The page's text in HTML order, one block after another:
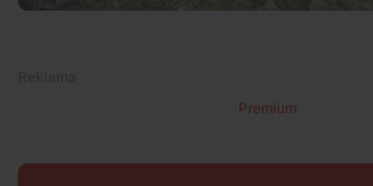
Premium